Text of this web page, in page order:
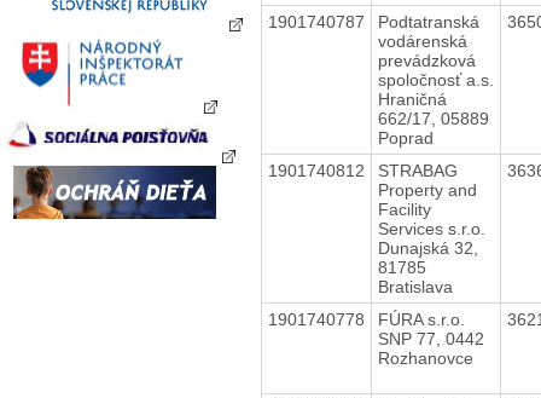
1901740787
Podtatranská
vodárenská
prevádzková
spoločnosť a.s.
Hraničná
662/17, 05889
Poprad
1901740812
STRABAG
Property and
Facility
Services s.r.o.
Dunajská 32,
81785
Bratislava
1901740778
FÚRA s.r.o.
SNP 77, 0442
Rozhanovce